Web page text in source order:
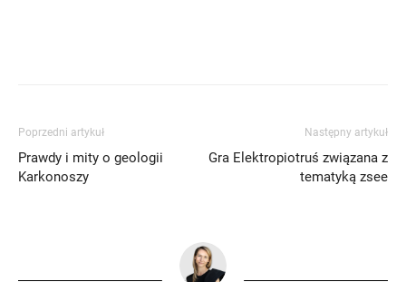
Poprzedni artykuł
Prawdy i mity o geologii
Karkonoszy
Następny artykuł
Gra Elektropiotruś związana z
tematyką zsee